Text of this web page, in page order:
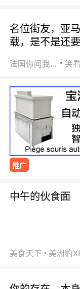
名位街友，亚
载，是不是还
法国你问我答 笑
推广
中午的伙食面
美食天下 美洲豹